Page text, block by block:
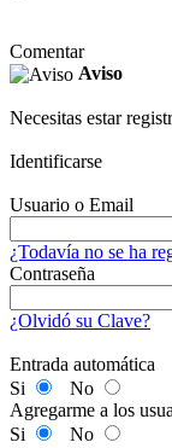
Comentar
Aviso
Necesitas estar
Identificarse
Usuario o Email
¿Todavía no se ha
Contraseña
¿Olvidó su Clave?
Entrada automática
Si
No
Agregarme a los
Si
No